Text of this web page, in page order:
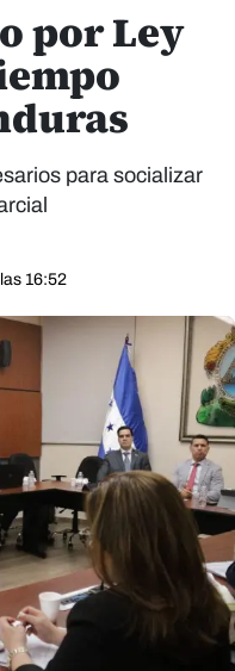
por Ley
para socializar
16:52